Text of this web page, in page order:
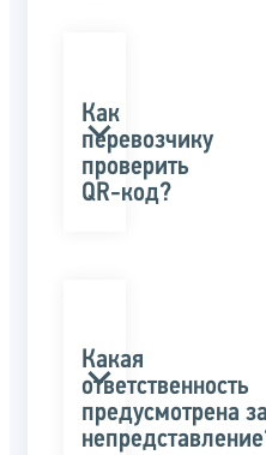
Как
перевозчику
проверить
QR-код?
Какая
ответственность
предусмотрена за